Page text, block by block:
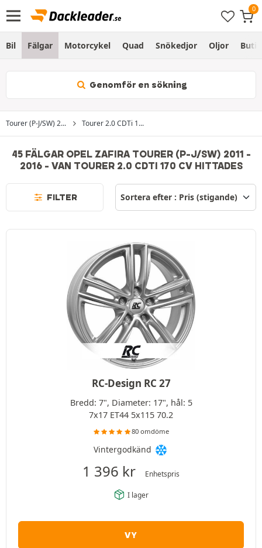
Bil Fälgar Motorcykel Quad Snökedjor Oljor Butik
Genomför en sökning
Tourer (P-J/SW) 2... Tourer 2.0 CDTi 1...
45 FÄLGAR OPEL ZAFIRA TOURER (P-J/SW) 2011 -
2016 - VAN TOURER 2.0 CDTI 170 CV HITTADES
FILTER
RC-Design RC 27
Bredd: 7", Diameter: 17", hål: 5
7x17 ET44 5x115 70.2
80 omdöme
Vintergodkänd
1 396 kr Enhetspris
I lager
VY